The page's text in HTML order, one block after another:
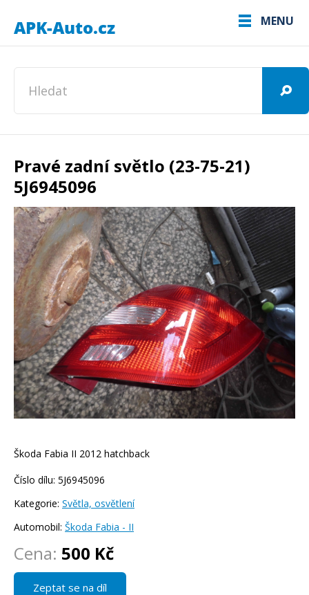
MENU
Pravé zadní světlo (23-75-21)
5J6945096
Škoda Fabia II 2012 hatchback
Číslo dílu: 5J6945096
Kategorie: Světla, osvětlení
Automobil: Škoda Fabia - II
Cena: 500 Kč
Zeptat se na díl